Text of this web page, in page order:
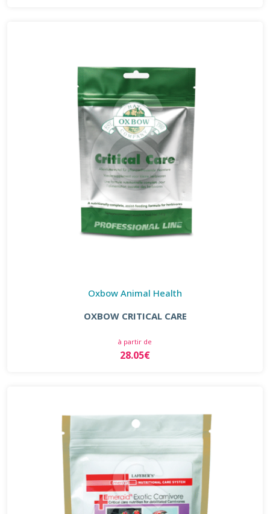
Oxbow Animal Health
OXBOW CRITICAL CARE
à partir de
28.05€